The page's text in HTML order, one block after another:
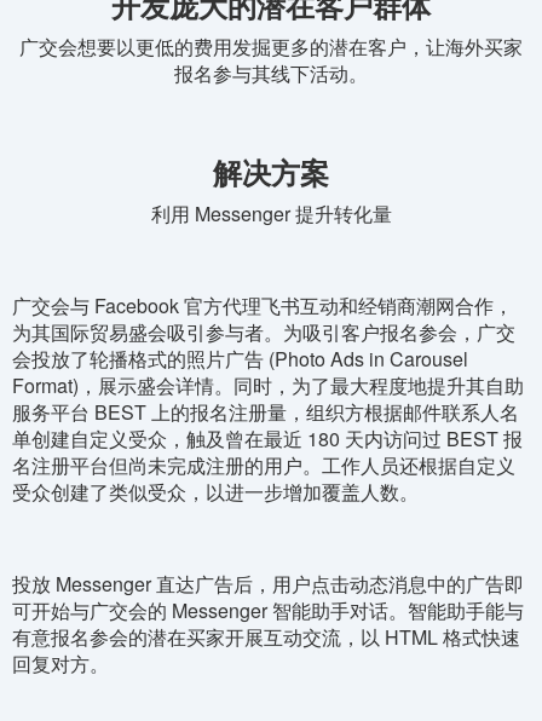
广交会想要以更低的费用发掘更多的潜在客户，让海外买家
报名参与其线下活动。
解决方案
利用 Messenger 提升转化量
广交会与 Facebook 官方代理飞书互动和经销商潮网合作，
为其国际贸易盛会吸引参与者。为吸引客户报名参会，广交
会投放了轮播格式的照片广告 (Photo Ads in Carousel
Format)，展示盛会详情。同时，为了最大程度地提升其自助
服务平台 BEST 上的报名注册量，组织方根据邮件联系人名
单创建自定义受众，触及曾在最近 180 天内访问过 BEST 报
名注册平台但尚未完成注册的用户。工作人员还根据自定义
受众创建了类似受众，以进一步增加覆盖人数。
投放 Messenger 直达广告后，用户点击动态消息中的广告即
可开始与广交会的 Messenger 智能助手对话。智能助手能与
有意报名参会的潜在买家开展互动交流，以 HTML 格式快速
回复对方。